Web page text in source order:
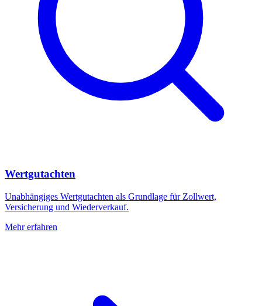
Wertgutachten
Unabhängiges Wertgutachten als Grundlage für Zollwert,
Versicherung und Wiederverkauf.
Mehr erfahren